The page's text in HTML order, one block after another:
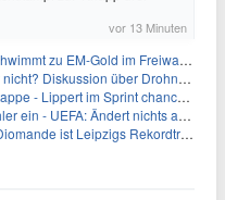
vor 13 Minuten
zu EM-Gold im Freiwasser
Diskussion über Drohnenabwehr
- Lippert im Sprint chancenlos
- UEFA: Ändert nichts an Boykott
ist Leipzigs Rekordtransfer